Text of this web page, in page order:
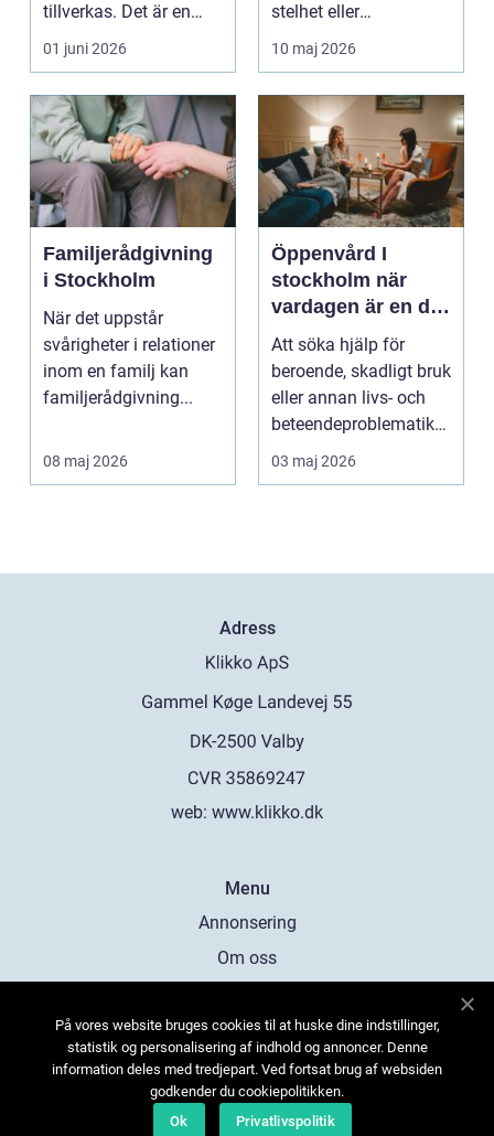
tillverkas. Det är en
teknisk och ...
01 juni 2026
stelhet eller
återkommande värk
börjar...
10 maj 2026
Familjerådgivning
i Stockholm
När det uppstår
svårigheter i relationer
inom en familj kan
familjerådgivning...
08 maj 2026
Öppenvård I
stockholm när
vardagen är en del
av behandlingen
Att söka hjälp för
beroende, skadligt bruk
eller annan livs- och
beteendeproblematik
är ett stort st...
03 maj 2026
Adress
web: www.klikko.dk
Menu
Annonsering
Om oss
Kontakta oss
Sitemap
På vores website bruges cookies til at huske dine indstillinger,
statistik og personalisering af indhold og annoncer. Denne
information deles med tredjepart. Ved fortsat brug af websiden
godkender du cookiepolitikken.
Ok
Privatlivspolitik